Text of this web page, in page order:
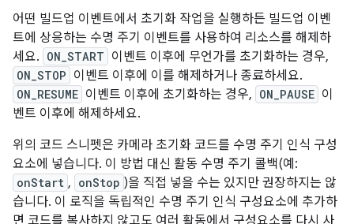
어떤 빌드업 이벤트에서 초기화 작업을 실행하든 빌드업 이벤
트에 상응하는 수명 주기 이벤트를 사용하여 리소스를 해제하
세요. ON_START 이벤트 이후에 무언가를 초기화하는 경우,
ON_STOP 이벤트 이후에 이를 해제하거나 종료하세요.
ON_RESUME 이벤트 이후에 초기화하는 경우, ON_PAUSE 이
벤트 이후에 해제하세요.
위의 코드 스니펫은 카메라 초기화 코드를 수명 주기 인식 구성
요소에 넣습니다. 이 방법 대신 활동 수명 주기 콜백(예:
onStart , onStop )을 직접 넣을 수는 있지만 권장하지는 않
습니다. 이 로직을 독립적인 수명 주기 인식 구성요소에 추가하
면 코드를 복사하지 않고도 여러 활동에서 구성요소를 다시 사